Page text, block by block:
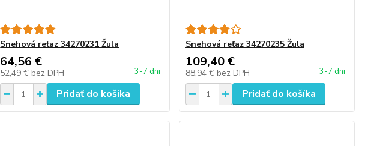
Snehová reťaz 34270231 Žula
64,56 €
52,49 € bez DPH 3-7 dni
Pridať do košíka
Snehová reťaz 34270235 Žula
109,40 €
88,94 € bez DPH 3-7 dni
Pridať do košíka